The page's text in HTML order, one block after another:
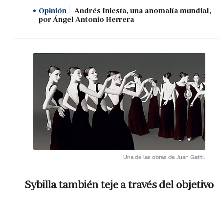
Opinión
Andrés Iniesta, una anomalía mundial,
por Ángel Antonio Herrera
Una de las obras de Juan Gatti.
Sybilla también teje a través del objetivo